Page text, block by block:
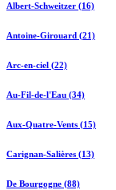
Albert-Schweitzer (16)
Antoine-Girouard (21)
Arc-en-ciel (22)
Au-Fil-de-l'Eau (34)
Aux-Quatre-Vents (15)
Carignan-Salières (13)
De Bourgogne (88)